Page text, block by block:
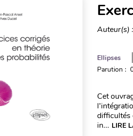
Auteur(s) :
Ellipses
Parution :
Cet
difficultés
in... LIRE